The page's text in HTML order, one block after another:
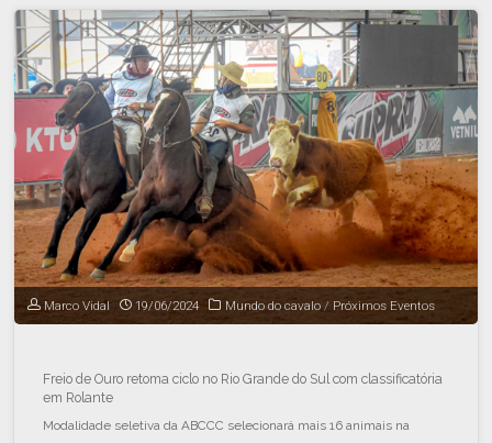
Marco Vidal 19/06/2024 Mundo do cavalo / Próximos Eventos
Freio de Ouro retoma ciclo no Rio Grande do Sul com classificatória
em Rolante
Modalidade seletiva da ABCCC selecionará mais 16 animais na